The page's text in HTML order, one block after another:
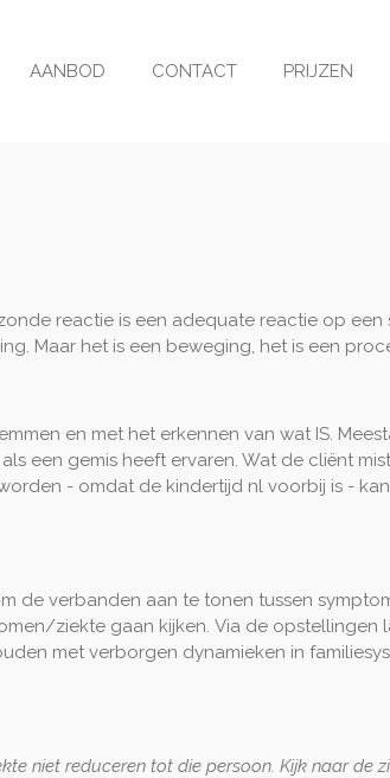
AANBOD CONTACT PRIJZEN
reactie is een adequate reactie op
Maar het is een beweging, het is een
en met het erkennen van wat IS.
een gemis heeft ervaren. Wat de cliënt
- omdat de kindertijd nl voorbij is -
de verbanden aan te tonen tussen
ziekte gaan kijken. Via de opstellingen
met verborgen dynamieken in
niet reduceren tot die persoon. Kijk naar de